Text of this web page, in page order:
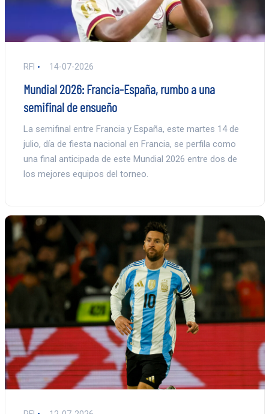
RFI 14-07-2026
Mundial 2026: Francia-España, rumbo a una
semifinal de ensueño
La semifinal entre Francia y España, este martes 14 de
julio, día de fiesta nacional en Francia, se perfila como
una final anticipada de este Mundial 2026 entre dos de
los mejores equipos del torneo.